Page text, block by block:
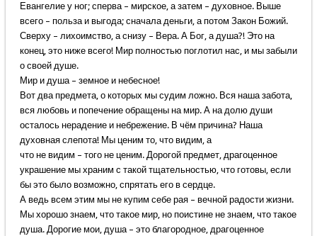
Евангелие у ног; сперва – мирское, а затем – духовное. Выше
всего – польза и выгода; сначала деньги, а потом Закон Божий.
Сверху – лихоимство, а снизу – Вера. А Бог, а душа?! Это на
конец, это ниже всего! Мир полностью поглотил нас, и мы забыли
о своей душе.
Мир и душа – земное и небесное!
Вот два предмета, о которых мы судим ложно. Вся наша забота,
вся любовь и попечение обращены на мир. А на долю души
осталось нерадение и небрежение. В чём причина? Наша
духовная слепота! Мы ценим то, что видим, а
что не видим – того не ценим. Дорогой предмет, драгоценное
украшение мы храним с такой тщательностью, что готовы, если
бы это было возможно, спрятать его в сердце.
А ведь всем этим мы не купим себе рая – вечной радости жизни.
Мы хорошо знаем, что такое мир, но поистине не знаем, что такое
душа. Дорогие мои, душа – это благородное, драгоценное